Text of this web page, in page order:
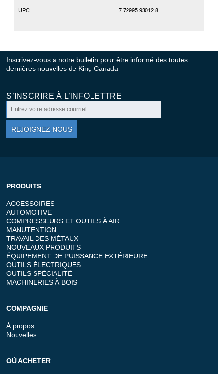
UPC 7 72995 93012 8
Inscrivez-vous à notre bulletin pour être informé des toutes
dernières nouvelles de King Canada
S’INSCRIRE À L’INFOLETTRE
REJOIGNEZ-NOUS
PRODUITS
ACCESSOIRES
AUTOMOTIVE
COMPRESSEURS ET OUTILS À AIR
MANUTENTION
TRAVAIL DES MÉTAUX
NOUVEAUX PRODUITS
ÉQUIPEMENT DE PUISSANCE EXTÉRIEURE
OUTILS ÉLECTRIQUES
OUTILS SPÉCIALITÉ
MACHINERIES À BOIS
COMPAGNIE
À propos
Nouvelles
OÙ ACHETER